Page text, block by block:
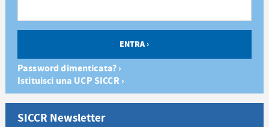
Password dimenticata? ›
Istituisci una UCP SICCR ›
SICCR Newsletter